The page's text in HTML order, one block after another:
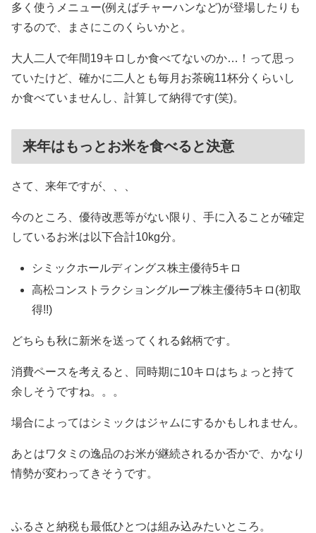
多く使うメニュー(例えばチャーハンなど)が登場したりも
するので、まさにこのくらいかと。
大人二人で年間19キロしか食べてないのか…！って思っ
ていたけど、確かに二人とも毎月お茶碗11杯分くらいし
か食べていませんし、計算して納得です(笑)。
来年はもっとお米を食べると決意
さて、来年ですが、、、
今のところ、優待改悪等がない限り、手に入ることが確定
しているお米は以下合計10kg分。
シミックホールディングス株主優待5キロ
高松コンストラクショングループ株主優待5キロ(初取
得!!)
どちらも秋に新米を送ってくれる銘柄です。
消費ペースを考えると、同時期に10キロはちょっと持て
余しそうですね。。。
場合によってはシミックはジャムにするかもしれません。
あとはワタミの逸品のお米が継続されるか否かで、かなり
情勢が変わってきそうです。
ふるさと納税も最低ひとつは組み込みたいところ。